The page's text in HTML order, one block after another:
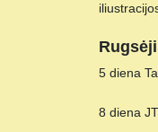
5 diena
8 diena